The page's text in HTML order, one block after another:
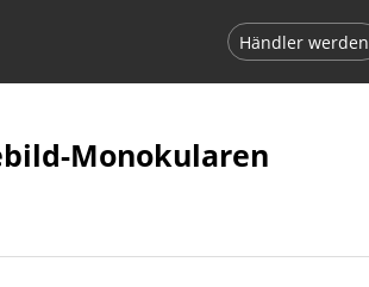
Händler werden
Monokularen